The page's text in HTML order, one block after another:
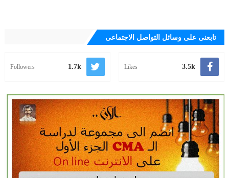
تابعنى على وسائل التواصل الاجتماعى
3.5k
Likes
1.7k
Followers